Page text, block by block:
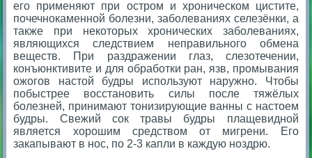
его применяют при остром и хроническом цистите,
почечнокаменной болезни, заболеваниях селезёнки, а
также при некоторых хронических заболеваниях,
являющихся следствием неправильного обмена
веществ. При раздражении глаз, слезотечении,
конъюнктивите и для обработки ран, язв, промывания
ожогов настой будры используют наружно. Чтобы
побыстрее восстановить силы после тяжёлых
болезней, принимают тонизирующие ванны с настоем
будры. Свежий сок травы будры плащевидной
является хорошим средством от мигрени. Его
закапывают в нос, по 2-3 капли в каждую ноздрю.